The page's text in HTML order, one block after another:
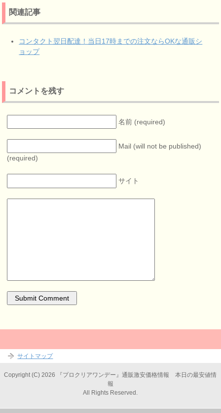
関連記事
コンタクト翌日配達！当日17時までの注文ならOKな通販シ
ョップ
コメントを残す
名前 (required)
Mail (will not be published)
(required)
サイト
サイトマップ
Copyright (C) 2026 『プロクリアワンデー』通販激安価格情報 本日の最安値情
報
All Rights Reserved.